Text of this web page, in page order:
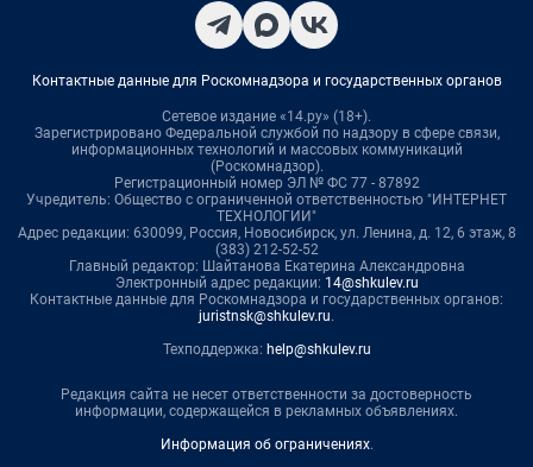
Контактные данные для Роскомнадзора и государственных органов
Сетевое издание «14.ру» (18+).
Зарегистрировано Федеральной службой по надзору в сфере связи,
информационных технологий и массовых коммуникаций
(Роскомнадзор).
Регистрационный номер ЭЛ № ФС 77 - 87892
Учредитель: Общество с ограниченной ответственностью "ИНТЕРНЕТ
ТЕХНОЛОГИИ"
Адрес редакции: 630099, Россия, Новосибирск, ул. Ленина, д. 12, 6 этаж, 8
(383) 212-52-52
Главный редактор: Шайтанова Екатерина Александровна
Электронный адрес редакции: 14@shkulev.ru
Контактные данные для Роскомнадзора и государственных органов:
juristnsk@shkulev.ru.
Техподдержка: help@shkulev.ru
Редакция сайта не несет ответственности за достоверность
информации, содержащейся в рекламных объявлениях.
Информация об ограничениях.